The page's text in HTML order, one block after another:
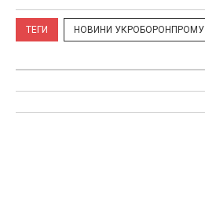
ТЕГИ НОВИНИ УКРОБОРОНПРОМУ